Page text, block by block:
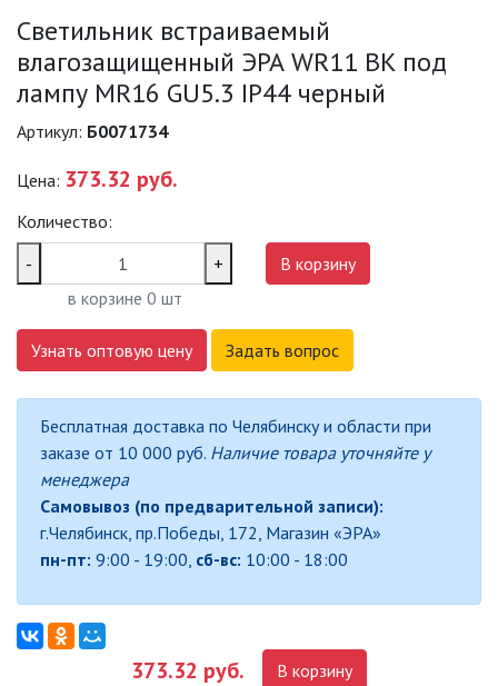
ПРОЖЕКТОРЫ
САДОВЫЕ СВЕТИЛЬНИКИ
СВЕТИЛЬНИКИ
СВЕТИЛЬНИКИ ДЛЯ РОСТА
РАСТЕНИЙ (ФИТОСВЕТИЛЬНИКИ)
АКСЕССУАРЫ ДЛЯ
ЭЛЕКТРОМОНТАЖА
БАКТЕРИЦИДНЫЕ ЛАМПЫ
ДАТЧИКИ ДВИЖЕНИЯ И
ДЕКОРАТИВНАЯ ПОДСВЕТКА
Светильник встраиваемый
влагозащищенный ЭРА WR11 BK под
лампу MR16 GU5.3 IP44 черный
Артикул: Б0071734
Цена: 373.32 руб.
Количество:
-
+
в корзине 0 шт
В корзину
Узнать оптовую цену Задать вопрос
Бесплатная доставка по Челябинску и области при
заказе от 10 000 руб. Наличие товара уточняйте у
менеджера
Самовывоз (по предварительной записи):
г.Челябинск, пр.Победы, 172, Магазин «ЭРА»
пн-пт: 9:00 - 19:00, сб-вс: 10:00 - 18:00
373.32 руб. В корзину